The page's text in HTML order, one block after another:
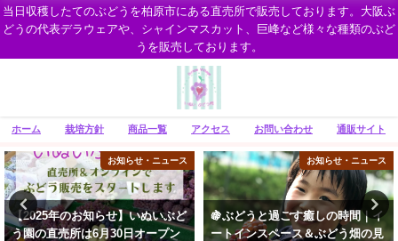
当日収穫したてのぶどうを柏原市にある直売所で販売しております。大阪ぶ
どうの代表デラウェアや、シャインマスカット、巨峰など様々な種類のぶど
うを販売しております。
ホーム 栽培方針 商品一覧 アクセス お問い合わせ 通販サイト
お知らせ・ニュース
🍇ぶどうと過ごす癒しの時間｜イ
ートインスペース＆ぶどう畑の見
ぶどう 通販
採れたてぶどうの地方発送につい
て